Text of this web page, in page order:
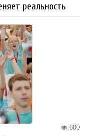
реальность
600